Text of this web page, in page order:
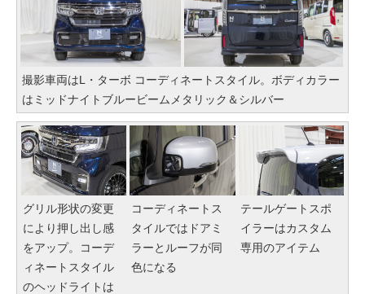
撮影車両はL・ターボ コーディネートスタイル。ボディカラー
はミッドナイトブルービームメタリック＆シルバー
グリル形状の変更
により押し出し感
をアップ。コーデ
ィネートスタイル
のヘッドライトは
コーディネートス
タイルではドアミ
ラーとルーフが同
色になる
テールゲートスポ
イラーはカスタム
専用のアイテム